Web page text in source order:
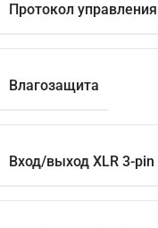
Протокол управления
Влагозащита
Вход/выход XLR 3-pin